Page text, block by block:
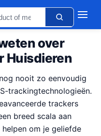
over
Huisdieren
nooit zo eenvoudig
trackingtechnologieën.
trackers
breed scala aan
om je geliefde